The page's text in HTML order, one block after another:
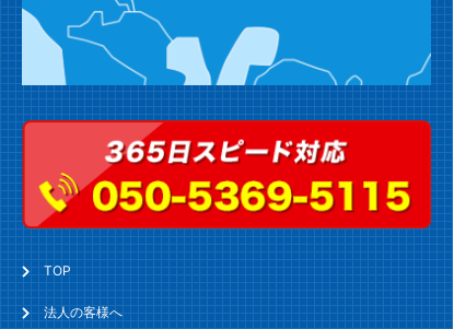
TOP
法人の客様へ